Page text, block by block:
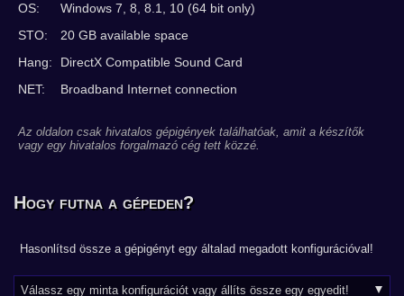
OS:
Windows 7, 8, 8.1, 10 (64 bit only)
STO:
20 GB available space
Hang:
DirectX Compatible Sound Card
NET:
Broadband Internet connection
Az oldalon csak hivatalos gépigények találhatóak, amit a készítők
vagy egy hivatalos forgalmazó cég tett közzé.
Hogy futna a gépeden?
Hasonlítsd össze a gépigényt egy általad megadott konfigurációval!